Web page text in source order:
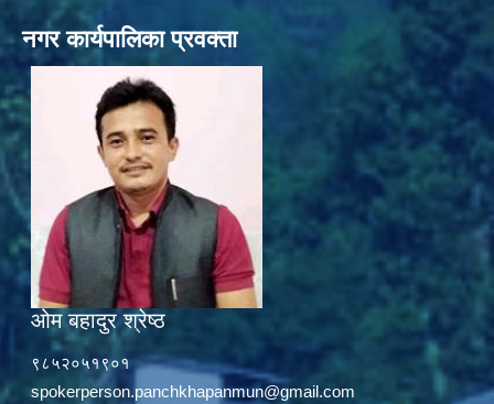
नगर कार्यपालिका प्रवक्ता
ओम बहादुर श्रेष्ठ
९८५२०५१९०१
spokerperson.panchkhapanmun@gmail.com